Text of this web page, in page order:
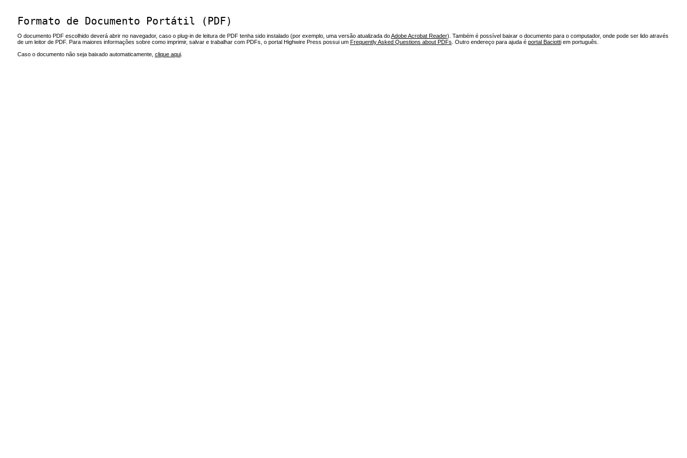
Formato de Documento Portátil (PDF)
O documento PDF escolhido deverá abrir no navegador, caso o plug-in de leitura de PDF tenha sido instalado (por exemplo, uma versão atualizada doAdobe Acrobat Reader). Também é possível baixar o documento para o computador, onde pode ser lido através
de um leitor de PDF. Para maiores informações sobre como imprimir, salvar e trabalhar com PDFs, o portal Highwire Press possui um Frequently Asked Questions about PDFs . Outro endereço para ajuda é portal Baciottiem português.
Caso o documento não seja baixado automaticamente, clique aqui.